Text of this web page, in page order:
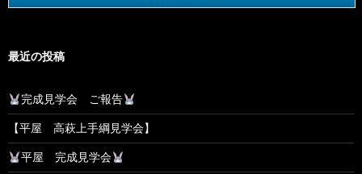
最近の投稿
完成見学会 ご報告
【平屋 高萩上手綱見学会】
平屋 完成見学会